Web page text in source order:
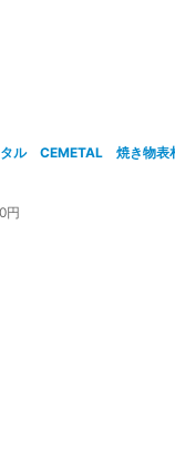
ル CEMETAL 焼き物表
円